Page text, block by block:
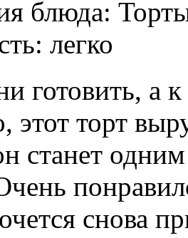
блюда:
легко
готовить, а
этот торт
станет
снова